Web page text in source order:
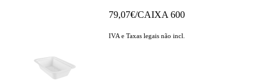
79,07€/CAIXA 600
IVA e Taxas legais não incl.